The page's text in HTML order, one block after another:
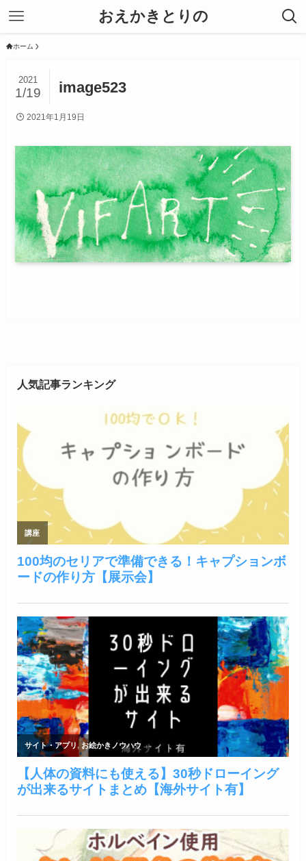
おえかきとりの
ホーム
image523
2021
1/19
2021年1月19日
人気記事ランキング